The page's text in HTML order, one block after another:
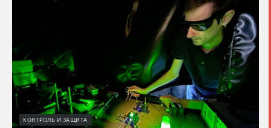
КОНТРОЛЬ И ЗАЩИТА